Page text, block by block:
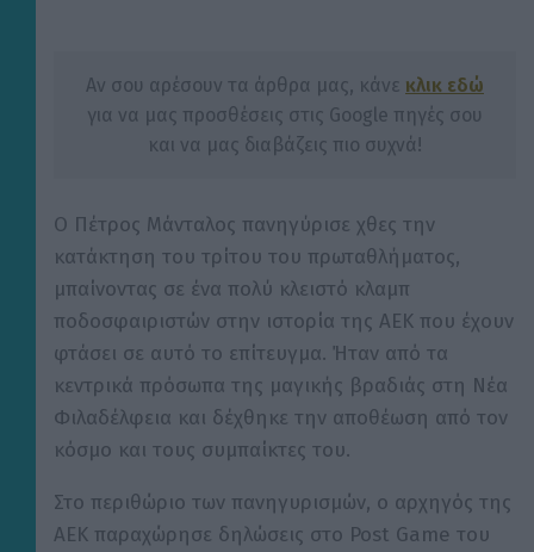
Αν σου αρέσουν τα άρθρα μας, κάνε κλικ εδώ
για να μας προσθέσεις στις Google πηγές σου
και να μας διαβάζεις πιο συχνά!
Ο Πέτρος Μάνταλος πανηγύρισε χθες την
κατάκτηση του τρίτου του πρωταθλήματος,
μπαίνοντας σε ένα πολύ κλειστό κλαμπ
ποδοσφαιριστών στην ιστορία της ΑΕΚ που έχουν
φτάσει σε αυτό το επίτευγμα. Ήταν από τα
κεντρικά πρόσωπα της μαγικής βραδιάς στη Νέα
Φιλαδέλφεια και δέχθηκε την αποθέωση από τον
κόσμο και τους συμπαίκτες του.
Στο περιθώριο των πανηγυρισμών, ο αρχηγός της
ΑΕΚ παραχώρησε δηλώσεις στο Post Game του